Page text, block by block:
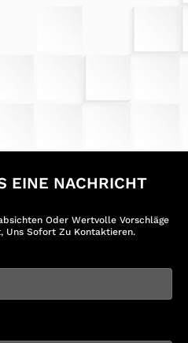
EINE NACHRICHT
Oder Wertvolle Vorschläge
Uns Sofort Zu Kontaktieren.